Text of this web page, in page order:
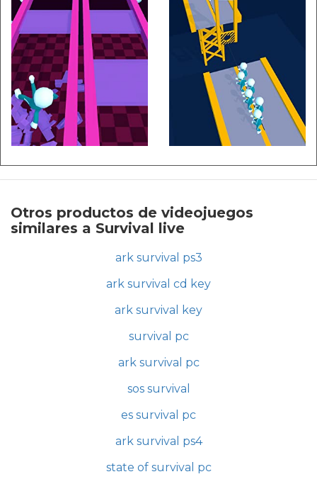
Otros productos de videojuegos
similares a Survival live
ark survival ps3
ark survival cd key
ark survival key
survival pc
ark survival pc
sos survival
es survival pc
ark survival ps4
state of survival pc